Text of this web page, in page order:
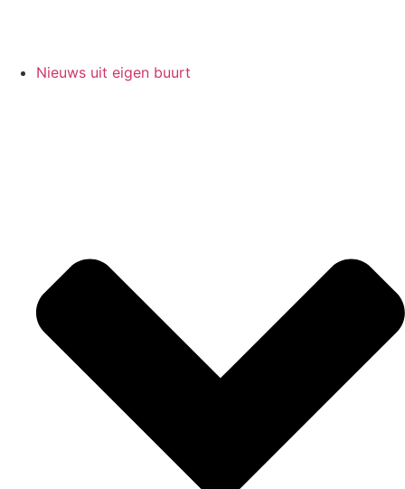
Nieuws uit eigen buurt